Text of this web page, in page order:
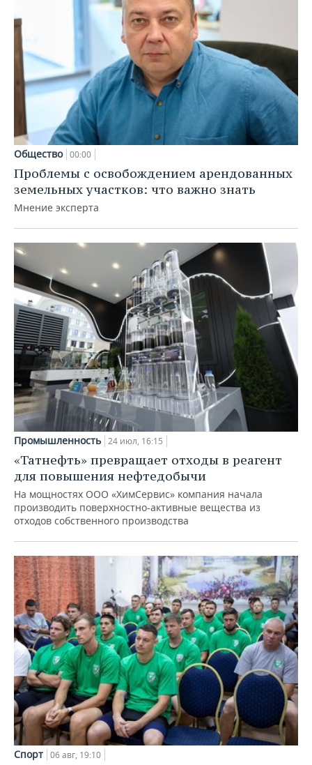
Общество 00:00
Проблемы с освобождением арендованных
земельных участков: что важно знать
Мнение эксперта
Промышленность 24 июл, 16:15
«Татнефть» превращает отходы в реагент
для повышения нефтедобычи
На мощностях ООО «ХимСервис» компания начала
производить поверхностно-активные вещества из
отходов собственного производства
Спорт 06 авг, 19:10